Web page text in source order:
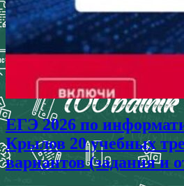
ЕГЭ 2026 по
Крылов 20 учебных
вариантов (задания и